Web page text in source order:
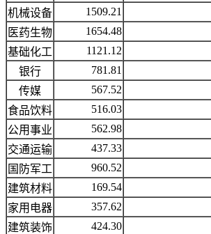
机械设备
1509.21
医药生物
1654.48
基础化工
1121.12
银行
781.81
传媒
567.52
食品饮料
516.03
公用事业
562.98
交通运输
437.33
国防军工
960.52
建筑材料
169.54
家用电器
357.62
建筑装饰
424.30